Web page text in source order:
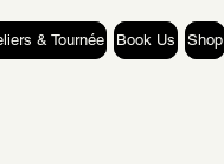
& Tournée Book Us Shop